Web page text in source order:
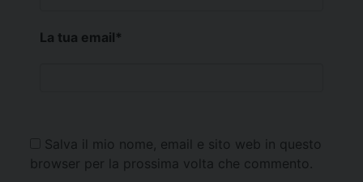
La tua email*
Salva il mio nome, email e sito web in questo
browser per la prossima volta che commento.